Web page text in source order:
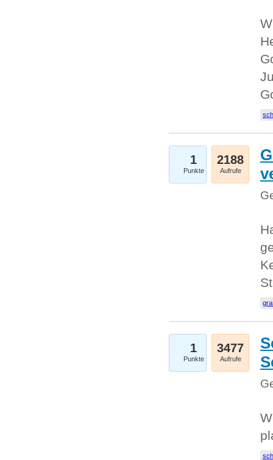
1
Punkte
2188
Aufrufe
1
Punkte
3477
Aufrufe